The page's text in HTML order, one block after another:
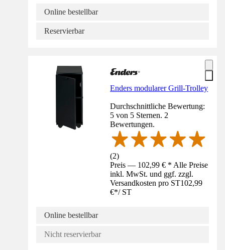
Online bestellbar
Reservierbar
Enders modularer Grill-Trolley
Durchschnittliche Bewertung:
5 von 5 Sternen. 2
Bewertungen.
(2)
Preis — 102,99 € * Alle Preise
inkl. MwSt. und ggf. zzgl.
Versandkosten pro ST102,99
€*/ ST
Online bestellbar
Nicht reservierbar